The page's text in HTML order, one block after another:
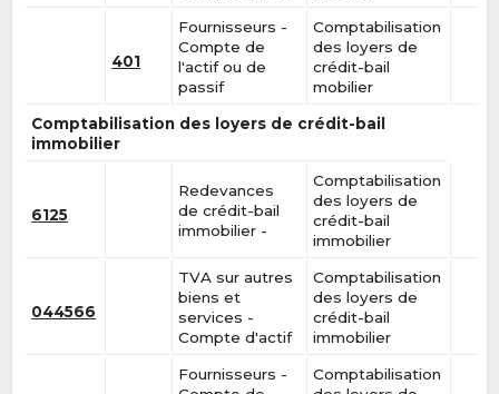
401
Fournisseurs -
Compte de
l'actif ou de
passif
Comptabilisation
des loyers de
crédit-bail
mobilier
Comptabilisation des loyers de crédit-bail
immobilier
6125
Redevances
de crédit-bail
immobilier -
Comptabilisation
des loyers de
crédit-bail
immobilier
044566
TVA sur autres
biens et
services -
Compte d'actif
Comptabilisation
des loyers de
crédit-bail
immobilier
Fournisseurs -
Comptabilisation